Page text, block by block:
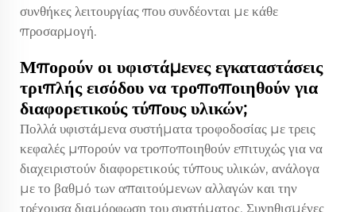
συνθήκες λειτουργίας που συνδέονται με κάθε
προσαρμογή.
Μπορούν οι υφιστάμενες εγκαταστάσεις
τριπλής εισόδου να τροποποιηθούν για
διαφορετικούς τύπους υλικών;
Πολλά υφιστάμενα συστήματα τροφοδοσίας με τρεις
κεφαλές μπορούν να τροποποιηθούν επιτυχώς για να
διαχειριστούν διαφορετικούς τύπους υλικών, ανάλογα
με το βαθμό των απαιτούμενων αλλαγών και την
τρέχουσα διαμόρφωση του συστήματος. Συνηθισμένες